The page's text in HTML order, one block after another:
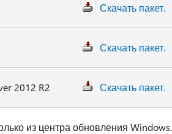
Скачать пакет.
Скачать пакет.
2012 R2 Скачать пакет.
из центра обновления Windows.